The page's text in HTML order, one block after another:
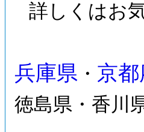
詳しくはお
兵庫県 ・ 京都
徳島県・香川